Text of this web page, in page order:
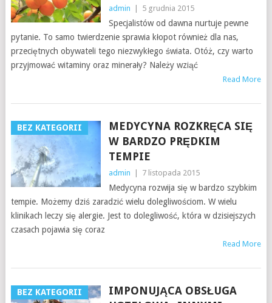
admin 5 grudnia 2015
Specjalistów od dawna nurtuje pewne
pytanie. To samo twierdzenie sprawia kłopot również dla nas,
przeciętnych obywateli tego niezwykłego świata. Otóż, czy warto
przyjmować witaminy oraz minerały? Należy wziąć
Read More
BEZ KATEGORII
MEDYCYNA ROZKRĘCA SIĘ
W BARDZO PRĘDKIM
TEMPIE
admin 7 listopada 2015
Medycyna rozwija się w bardzo szybkim
tempie. Możemy dziś zaradzić wielu dolegliwościom. W wielu
klinikach leczy się alergie. Jest to dolegliwość, która w dzisiejszych
czasach pojawia się coraz
Read More
BEZ KATEGORII
IMPONUJĄCA OBSŁUGA